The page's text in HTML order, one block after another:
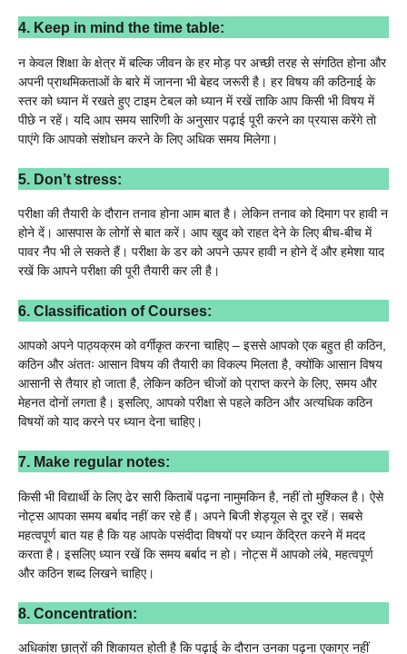
4. Keep in mind the time table:
न केवल शिक्षा के क्षेत्र में बल्कि जीवन के हर मोड़ पर अच्छी तरह से संगठित होना और
अपनी प्राथमिकताओं के बारे में जानना भी बेहद जरूरी है। हर विषय की कठिनाई के
स्तर को ध्यान में रखते हुए टाइम टेबल को ध्यान में रखें ताकि आप किसी भी विषय में
पीछे न रहें। यदि आप समय सारिणी के अनुसार पढ़ाई पूरी करने का प्रयास करेंगे तो
पाएंगे कि आपको संशोधन करने के लिए अधिक समय मिलेगा।
5. Don’t stress:
परीक्षा की तैयारी के दौरान तनाव होना आम बात है। लेकिन तनाव को दिमाग पर हावी न
होने दें। आसपास के लोगों से बात करें। आप खुद को राहत देने के लिए बीच-बीच में
पावर नैप भी ले सकते हैं। परीक्षा के डर को अपने ऊपर हावी न होने दें और हमेशा याद
रखें कि आपने परीक्षा की पूरी तैयारी कर ली है।
6. Classification of Courses:
आपको अपने पाठ्यक्रम को वर्गीकृत करना चाहिए – इससे आपको एक बहुत ही कठिन,
कठिन और अंततः आसान विषय की तैयारी का विकल्प मिलता है, क्योंकि आसान विषय
आसानी से तैयार हो जाता है, लेकिन कठिन चीजों को प्राप्त करने के लिए, समय और
मेहनत दोनों लगता है। इसलिए, आपको परीक्षा से पहले कठिन और अत्यधिक कठिन
विषयों को याद करने पर ध्यान देना चाहिए।
7. Make regular notes:
किसी भी विद्यार्थी के लिए ढेर सारी किताबें पढ़ना नामुमकिन है, नहीं तो मुश्किल है। ऐसे
नोट्स आपका समय बर्बाद नहीं कर रहे हैं। अपने बिजी शेड्यूल से दूर रहें। सबसे
महत्वपूर्ण बात यह है कि यह आपके पसंदीदा विषयों पर ध्यान केंद्रित करने में मदद
करता है। इसलिए ध्यान रखें कि समय बर्बाद न हो। नोट्स में आपको लंबे, महत्वपूर्ण
और कठिन शब्द लिखने चाहिए।
8. Concentration:
अधिकांश छात्रों की शिकायत होती है कि पढ़ाई के दौरान उनका पढ़ना एकाग्र नहीं